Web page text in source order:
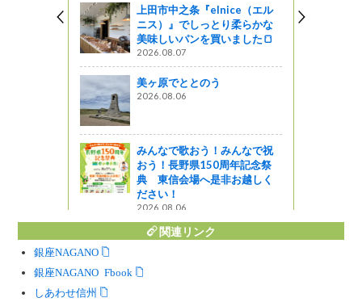
上田市中之条『elnice（エル
ニス）』でしっとり柔らかな
美味しいパンを買いました🍞
2026.08.07
美ヶ原でととのう
2026.08.06
みんなで歌おう！みんなで祝
おう！長野県150周年記念祭
典 東信会場へ是非お越しく
ださい！
2026.08.06
関連リンク
銀座NAGANO
銀座NAGANO Facebook
しあわせ信州